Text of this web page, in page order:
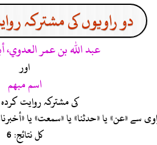
دو راویوں کی مشترکہ
عبد الله بن عمر العدوي،
اور
اسم مبهم
کی مشترکہ روایت
«عن» یا «حدثنا» یا «سمعت» یا
کل نتائج: 6